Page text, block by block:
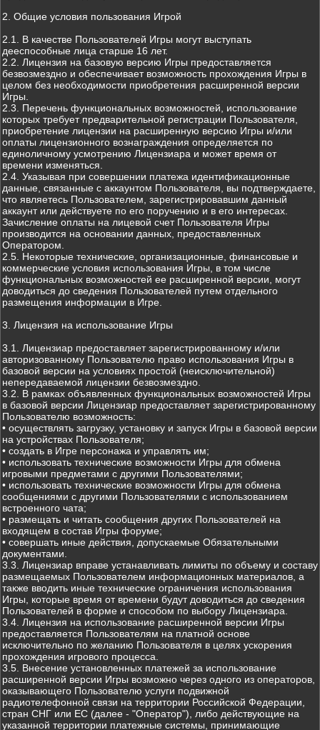
2. Общие условия пользования Игрой
2.1. В качестве Пользователей Игры могут выступать
дееспособные лица старше 16 лет.
2.2. Лицензия на базовую версию Игры предоставляется
безвозмездно и обеспечивает возможность прохождения Игры в
целом без необходимости приобретения расширенной версии
Игры.
2.3. Перечень функциональных возможностей, использование
которых требует предварительной регистрации Пользователя,
приобретение лицензии на расширенную версию Игры и/или
оплаты лицензионного вознаграждения определяется по
единоличному усмотрению Лицензиара и может время от
времени изменяться.
2.4. Указывая при совершении платежа идентификационные
данные, связанные с аккаунтом Пользователя, вы подтверждаете,
что являетесь Пользователем, зарегистрировавшим данный
аккаунт или действуете по его поручению и в его интересах.
Зачисление оплаты на лицевой счет Пользователя Игры
производится на основании данных, предоставленных
Оператором.
2.5. Некоторые технические, организационные, финансовые и
коммерческие условия использования Игры, в том числе
функциональных возможностей ее расширенной версии, могут
доводиться до сведения Пользователей путем отдельного
размещения информации в Игре.
3. Лицензия на использование Игры
3.1. Лицензиар предоставляет зарегистрированному и/или
авторизованному Пользователю право использования Игры в
базовой версии на условиях простой (неисключительной)
непередаваемой лицензии безвозмездно.
3.2. В рамках объявленных функциональных возможностей Игры
в базовой версии Лицензиар предоставляет зарегистрированному
Пользователю возможность:
• осуществлять загрузку, установку и запуск Игры в базовой версии
на устройствах Пользователя;
• создать в Игре персонажа и управлять им;
• использовать технические возможности Игры для обмена
игровыми предметами с другими Пользователями;
• использовать технические возможности Игры для обмена
сообщениями с другими Пользователями с использованием
встроенного чата;
• размещать и читать сообщения других Пользователей на
входящем в состав Игры форуме;
• совершать иные действия, допускаемые Обязательными
документами.
3.3. Лицензиар вправе устанавливать лимиты по объему и составу
размещаемых Пользователем информационных материалов, а
также вводить иные технические ограничения использования
Игры, которые время от времени будут доводиться до сведения
Пользователей в форме и способом по выбору Лицензиара.
3.4. Лицензия на использование расширенной версии Игры
предоставляется Пользователям на платной основе
исключительно по желанию Пользователя в целях ускорения
прохождения игрового процесса.
3.5. Внесение установленных платежей за использование
расширенной версии Игры возможно через одного из операторов,
оказывающего Пользователю услуги подвижной
радиотелефонной связи на территории Российской Федерации,
стран СНГ или ЕС (далее - "Оператор"), либо действующие на
указанной территории платежные системы, принимающие